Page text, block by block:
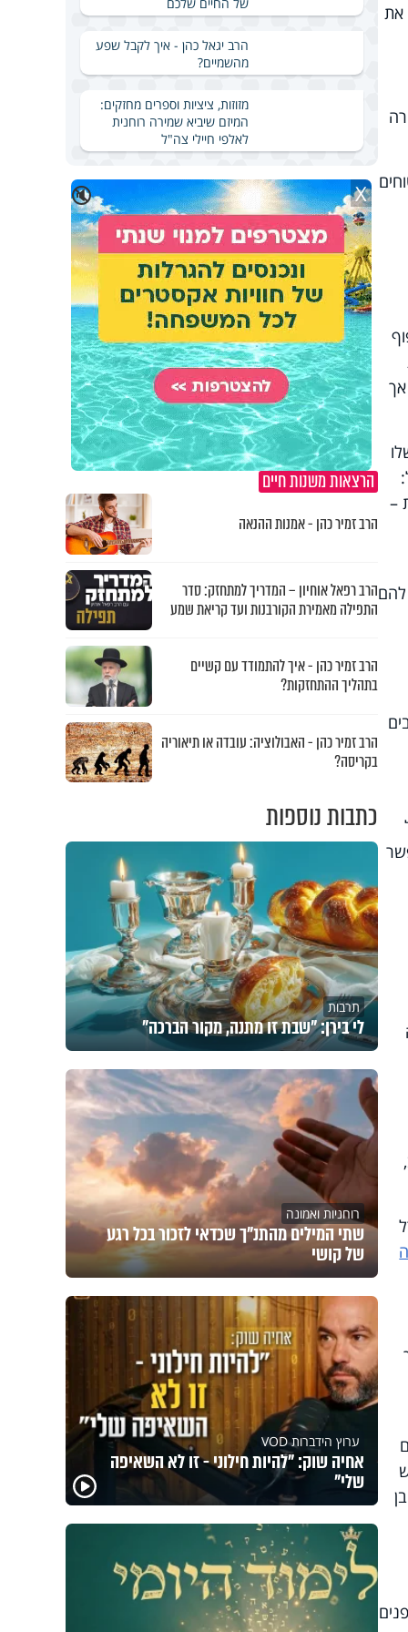
את
–
הרב יגאל כהן - איך לקבל שפע
מהשמיים?
מזוזות, ציציות וספרים מחזקים:
המיזם שיביא שמירה רוחנית
לאלפי חיילי צה"ל
🔇 X
הרצאות משנות חיים
הרב זמיר כהן - אמנות ההנאה
הרב רפאל אוחיון – המדריך למתחזק: סדר
התפילה מאמירת הקורבנות ועד קריאת שמע
הרב זמיר כהן - איך להתמודד עם קשיים
בתהליך ההתחזקות?
הרב זמיר כהן - האבולוציה: עובדה או תיאוריה
בקריסה?
כתבות נוספות
תרבות
לי בירן: "שבת זו מתנה, מקור הברכה"
רוחניות ואמונה
שתי המילים מהתנ"ך שכדאי לזכור בכל רגע
של קושי
ערוץ הידברות VOD
אחיה שוק: "להיות חילוני - זו לא השאיפה
שלי"